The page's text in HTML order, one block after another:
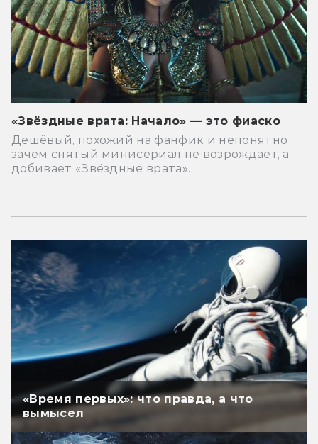
«Звёздные врата: Начало» — это фиаско
Дешёвый, похожий на фанфик и непонятно
зачем снятый минисериал не возрождает, а
добивает «Звёздные врата».
«Время первых»: что правда, а что
вымысел